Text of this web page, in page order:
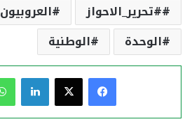
#تحرير_الاحواز
العروبيون
الوحدة
الوطنية
فيسبوك لينكدإن